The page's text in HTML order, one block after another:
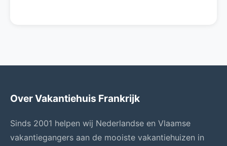
Over Vakantiehuis Frankrijk
Sinds 2001 helpen wij Nederlandse en Vlaamse
vakantiegangers aan de mooiste vakantiehuizen in